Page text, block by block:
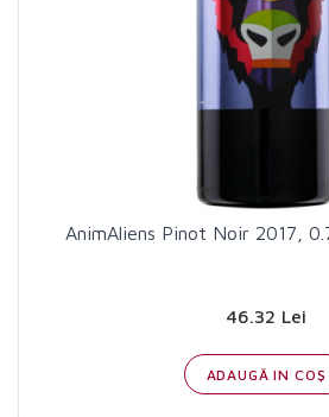
AnimAliens Pinot Noir 2017,
46.32 Lei
ADAUGĂ IN COŞ